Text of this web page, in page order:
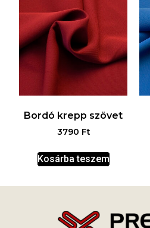
Bordó krepp szövet
3790 Ft
Kosárba teszem